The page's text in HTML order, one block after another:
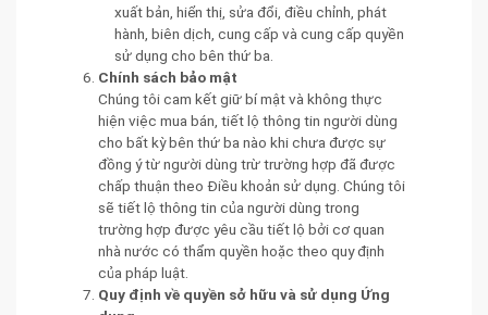
xuất bản, hiển thị, sửa đổi, điều chỉnh, phát
hành, biên dịch, cung cấp và cung cấp quyền
sử dụng cho bên thứ ba.
Chính sách bảo mật
Chúng tôi cam kết giữ bí mật và không thực
hiện việc mua bán, tiết lộ thông tin người dùng
cho bất kỳ bên thứ ba nào khi chưa được sự
đồng ý từ người dùng trừ trường hợp đã được
chấp thuận theo Điều khoản sử dụng. Chúng tôi
sẽ tiết lộ thông tin của người dùng trong
trường hợp được yêu cầu tiết lộ bởi cơ quan
nhà nước có thẩm quyền hoặc theo quy định
của pháp luật.
Quy định về quyền sở hữu và sử dụng Ứng